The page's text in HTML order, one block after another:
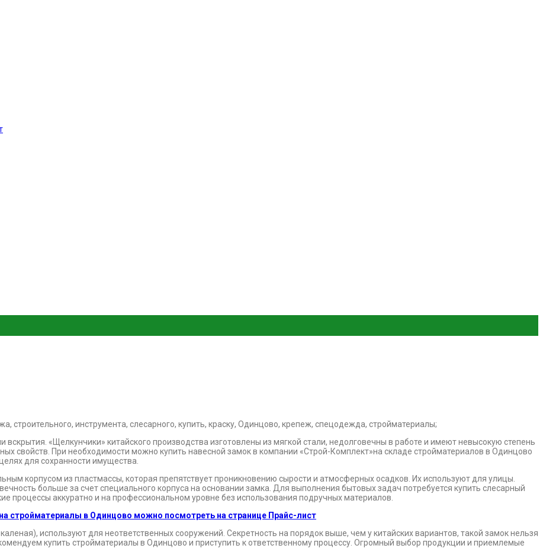
«Щелкунчики» китайского производства изготовлены из мягкой стали, недолговечны в работе и имеют невысокую степень
свойств. При необходимости можно купить навесной замок в компании «Строй-Комплект»на складе стройматериалов в Одинцово
для сохранности имущества.
корпусом из пластмассы, которая препятствует проникновению сырости и атмосферных осадков. Их используют для улицы.
больше за счет специального корпуса на основании замка. Для выполнения бытовых задач потребуется купить слесарный
процессы аккуратно и на профессиональном уровне без использования подручных материалов.
стройматериалы в Одинцово можно посмотреть на странице Прайс-лист
используют для неответственных сооружений. Секретность на порядок выше, чем у китайских вариантов, такой замок нельзя
купить стройматериалы в Одинцово и приступить к ответственному процессу. Огромный выбор продукции и приемлемые